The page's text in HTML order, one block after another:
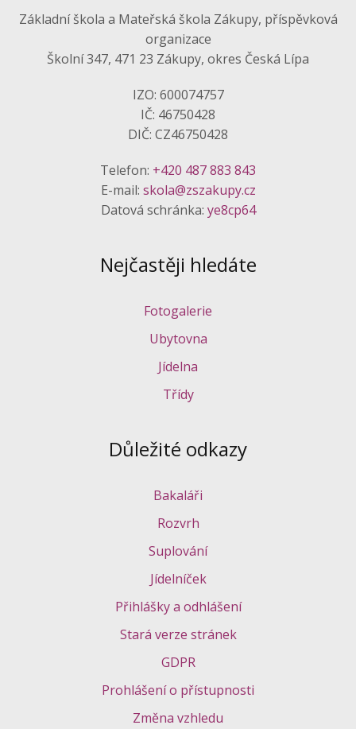
Základní škola a Mateřská škola Zákupy, příspěvková
organizace
Školní 347, 471 23 Zákupy, okres Česká Lípa
IZO: 600074757
IČ: 46750428
DIČ: CZ46750428
Telefon: +420 487 883 843
E-mail: skola@zszakupy.cz
Datová schránka: ye8cp64
Nejčastěji hledáte
Fotogalerie
Ubytovna
Jídelna
Třídy
Důležité odkazy
Bakaláři
Rozvrh
Suplování
Jídelníček
Přihlášky a odhlášení
Stará verze stránek
GDPR
Prohlášení o přístupnosti
Změna vzhledu